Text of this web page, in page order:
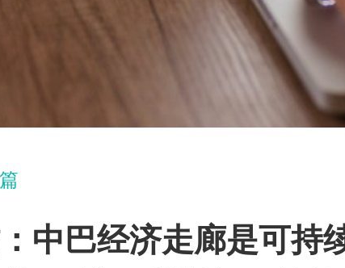
中巴经济走廊是可持